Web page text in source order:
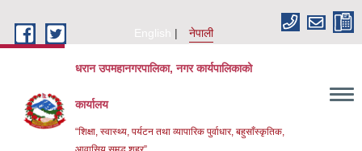
English
नेपाली
धरान उपमहानगरपालिका, नगर कार्यपालिकाको
कार्यालय
“शिक्षा, स्वास्थ्य, पर्यटन तथा व्यापारिक पुर्वाधार, बहुसाँस्कृतिक,